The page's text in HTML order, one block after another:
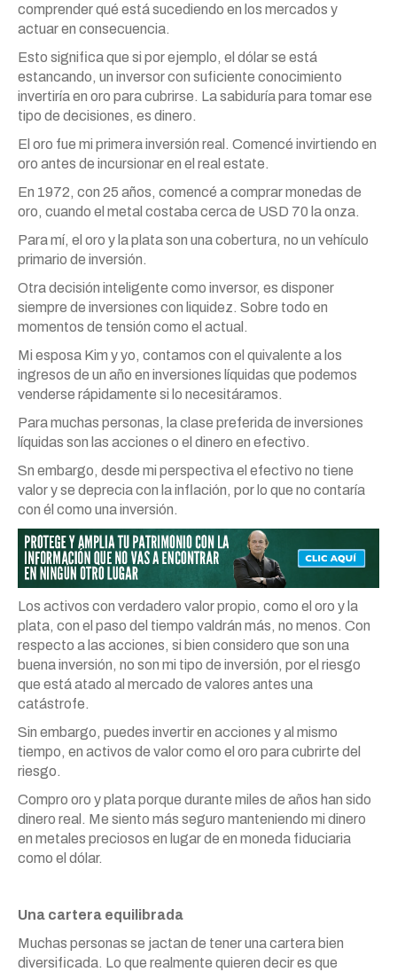
comprender qué está sucediendo en los mercados y
actuar en consecuencia.
Esto significa que si por ejemplo, el dólar se está
estancando, un inversor con suficiente conocimiento
invertiría en oro para cubrirse. La sabiduría para tomar ese
tipo de decisiones, es dinero.
El oro fue mi primera inversión real. Comencé invirtiendo en
oro antes de incursionar en el real estate.
En 1972, con 25 años, comencé a comprar monedas de
oro, cuando el metal costaba cerca de USD 70 la onza.
Para mí, el oro y la plata son una cobertura, no un vehículo
primario de inversión.
Otra decisión inteligente como inversor, es disponer
siempre de inversiones con liquidez. Sobre todo en
momentos de tensión como el actual.
Mi esposa Kim y yo, contamos con el quivalente a los
ingresos de un año en inversiones líquidas que podemos
venderse rápidamente si lo necesitáramos.
Para muchas personas, la clase preferida de inversiones
líquidas son las acciones o el dinero en efectivo.
Sn embargo, desde mi perspectiva el efectivo no tiene
valor y se deprecia con la inflación, por lo que no contaría
con él como una inversión.
Los activos con verdadero valor propio, como el oro y la
plata, con el paso del tiempo valdrán más, no menos. Con
respecto a las acciones, si bien considero que son una
buena inversión, no son mi tipo de inversión, por el riesgo
que está atado al mercado de valores antes una
catástrofe.
Sin embargo, puedes invertir en acciones y al mismo
tiempo, en activos de valor como el oro para cubrirte del
riesgo.
Compro oro y plata porque durante miles de años han sido
dinero real. Me siento más seguro manteniendo mi dinero
en metales preciosos en lugar de en moneda fiduciaria
como el dólar.
Una cartera equilibrada
Muchas personas se jactan de tener una cartera bien
diversificada. Lo que realmente quieren decir es que